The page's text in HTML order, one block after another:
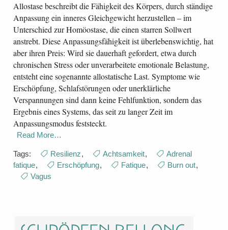
Allostase beschreibt die Fähigkeit des Körpers, durch ständige
Anpassung ein inneres Gleichgewicht herzustellen – im
Unterschied zur Homöostase, die einen starren Sollwert
anstrebt. Diese Anpassungsfähigkeit ist überlebenswichtig, hat
aber ihren Preis: Wird sie dauerhaft gefordert, etwa durch
chronischen Stress oder unverarbeitete emotionale Belastung,
entsteht eine sogenannte allostatische Last. Symptome wie
Erschöpfung, Schlafstörungen oder unerklärliche
Verspannungen sind dann keine Fehlfunktion, sondern das
Ergebnis eines Systems, das seit zu langer Zeit im
Anpassungsmodus feststeckt.
Read More…
Tags: Resilienz, Achtsamkeit,
Adrenal
fatique, Erschöpfung, Fatique, Burn out,
Vagus